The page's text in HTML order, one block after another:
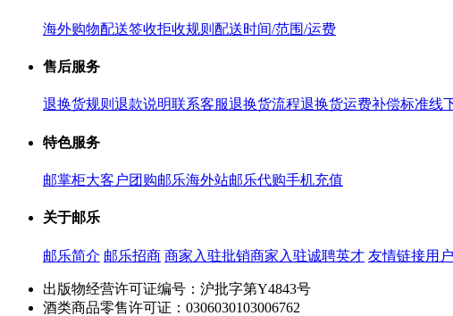
海外购物配送签收拒收规则 配送时间/范围/运费
售后服务
退换货规则 退款说明联系客服退换货流程退换货运费补偿标准线
特色服务
邮掌柜大客户团购邮乐海外站邮乐代购手机充值
关于邮乐
邮乐简介 邮乐招商 商家入驻批销商家入驻诚聘英才 友情链接用
出版物经营许可证编号：沪批字第Y4843号
酒类商品零售许可证：0306030103006762